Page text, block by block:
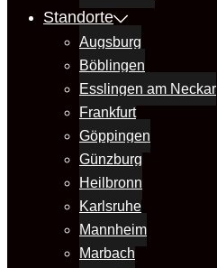
Standorte
Augsburg
Böblingen
Esslingen am Neckar
Frankfurt
Göppingen
Günzburg
Heilbronn
Karlsruhe
Mannheim
Marbach